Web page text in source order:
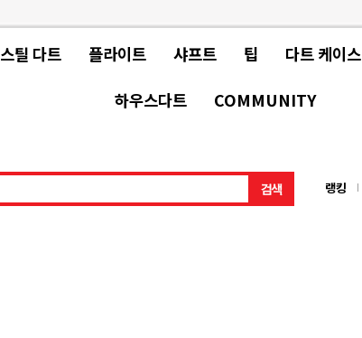
스틸 다트 플라이트 샤프트 팁 다트 케이스
하우스다트 COMMUNITY
랭킹